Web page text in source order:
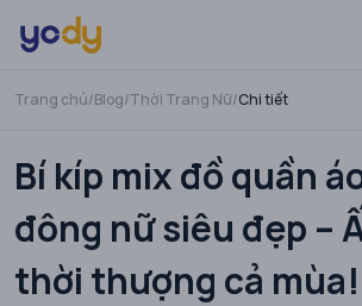
Trang chủ/Blog/Thời Trang Nữ/Chi tiết
Bí kíp mix đồ quần
đông nữ siêu đẹp –
thời thượng cả mùa!